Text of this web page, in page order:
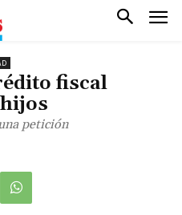
fiscal
petición